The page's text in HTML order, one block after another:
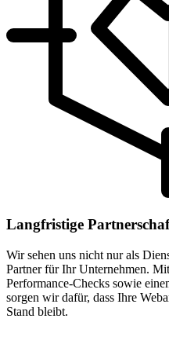
Langfristige
Wir sehen uns nicht nur als
Partner für Ihr Unternehmen.
Performance-Checks sowie
sorgen wir dafür, dass Ihre
Stand bleibt.